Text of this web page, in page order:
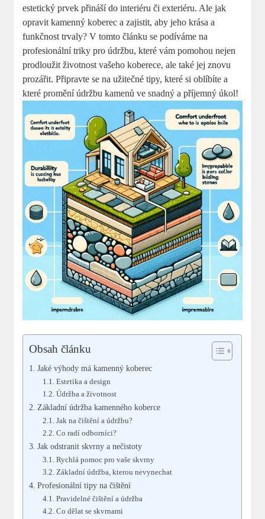
estetický prvek přináší do interiéru či exteriéru. Ale jak
opravit kamenný koberec a zajistit, aby jeho krása a
funkčnost trvaly? V tomto článku se podíváme na
profesionální triky pro údržbu, které vám pomohou nejen
prodloužit životnost vašeho koberece, ale také jej znovu
prozářit. Připravte se na užitečné tipy, které si oblíbíte a
které promění údržbu kamenů ve snadný a příjemný úkol!
Obsah článku
Jaké výhody má kamenný koberec
Estetika a design
Údržba a životnost
Základní údržba kamenného koberce
Jak na čištění a údržbu?
Co radí odborníci?
Jak odstranit skvrny a nečistoty
Rychlá pomoc pro vaše skvrny
Základní údržba, kterou nevynechat
Profesionální tipy na čištění
Pravidelné čištění a údržba
Co dělat se skvrnami